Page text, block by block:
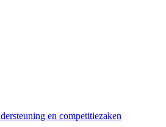
en competitiezaken